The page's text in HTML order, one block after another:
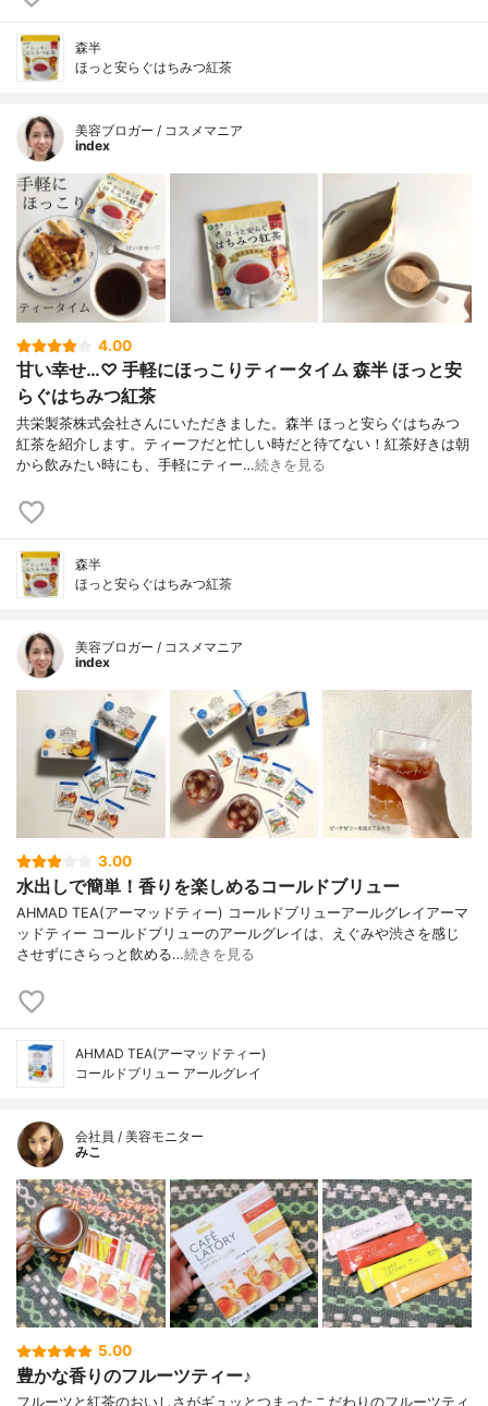
森半
ほっと安らぐはちみつ紅茶
美容ブロガー / コスメマニア
index
4.00
甘い幸せ…♡ 手軽にほっこりティータイム 森半 ほっと安
らぐはちみつ紅茶
共栄製茶株式会社さんにいただきました。森半 ほっと安らぐはちみつ
紅茶を紹介します。ティーフだと忙しい時だと待てない！紅茶好きは朝
から飲みたい時にも、手軽にティー…続きを見る
森半
ほっと安らぐはちみつ紅茶
美容ブロガー / コスメマニア
index
3.00
水出しで簡単！香りを楽しめるコールドブリュー
AHMAD TEA(アーマッドティー) コールドブリューアールグレイアーマ
ッドティー コールドブリューのアールグレイは、えぐみや渋さを感じ
させずにさらっと飲める…続きを見る
AHMAD TEA(アーマッドティー)
コールドブリュー アールグレイ
会社員 / 美容モニター
みこ
5.00
豊かな香りのフルーツティー♪
フルーツと紅茶のおいしさがギュッとつまったこだわりのフルーツティ